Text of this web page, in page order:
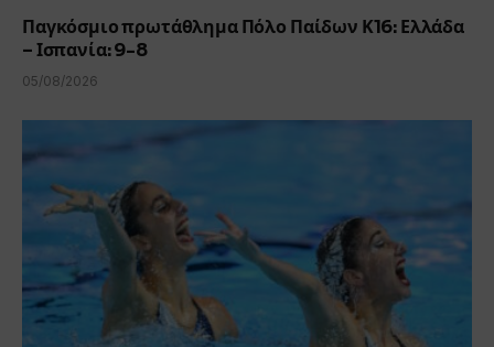
Παγκόσμιο πρωτάθλημα Πόλο Παίδων Κ16: Ελλάδα
– Ισπανία: 9-8
05/08/2026